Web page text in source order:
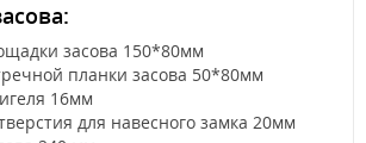
засова 150*80мм
планки засова 50*80мм
16мм
для навесного замка 20мм